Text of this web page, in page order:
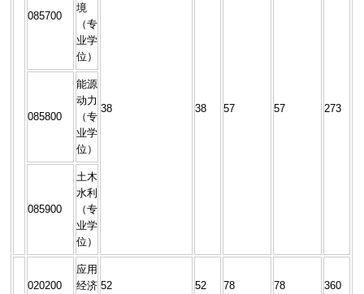
085700
境
（专
业学
位）
38 38 57 57 273
085800
能源
动力
（专
业学
位）
085900
土木
水利
（专
业学
位）
020200
应用
经济 52 52 78 78 360